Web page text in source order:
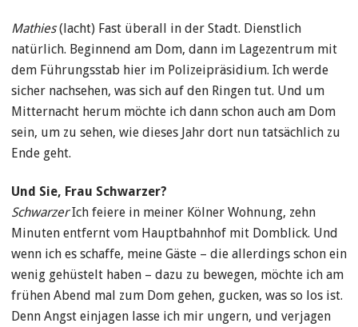
Mathies(lacht) Fast überall in der Stadt. Dienstlich
natürlich. Beginnend am Dom, dann im Lagezentrum mit
dem Führungsstab hier im Polizeipräsidium. Ich werde
sicher nachsehen, was sich auf den Ringen tut. Und um
Mitternacht herum möchte ich dann schon auch am Dom
sein, um zu sehen, wie dieses Jahr dort nun tatsächlich zu
Ende geht.
Und Sie, Frau Schwarzer?
SchwarzerIch feiere in meiner Kölner Wohnung, zehn
Minuten entfernt vom Hauptbahnhof mit Domblick. Und
wenn ich es schaffe, meine Gäste – die allerdings schon ein
wenig gehüstelt haben – dazu zu bewegen, möchte ich am
frühen Abend mal zum Dom gehen, gucken, was so los ist.
Denn Angst einjagen lasse ich mir ungern, und verjagen